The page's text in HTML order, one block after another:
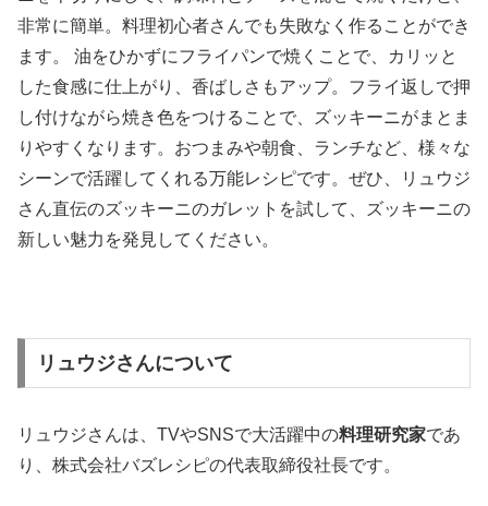
非常に簡単。料理初心者さんでも失敗なく作ることができ
ます。 油をひかずにフライパンで焼くことで、カリッと
した食感に仕上がり、香ばしさもアップ。フライ返しで押
し付けながら焼き色をつけることで、ズッキーニがまとま
りやすくなります。おつまみや朝食、ランチなど、様々な
シーンで活躍してくれる万能レシピです。ぜひ、リュウジ
さん直伝のズッキーニのガレットを試して、ズッキーニの
新しい魅力を発見してください。
リュウジさんについて
リュウジさんは、TVやSNSで大活躍中の料理研究家であ
り、株式会社バズレシピの代表取締役社長です。